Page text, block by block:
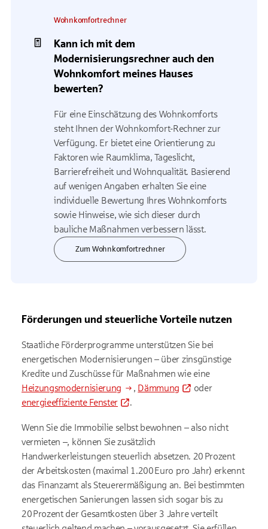
Wohnkomfortrechner
Kann ich mit dem
Modernisierungsrechner auch den
Wohnkomfort meines Hauses
bewerten?
Für eine Einschätzung des Wohnkomforts
steht Ihnen der Wohnkomfort-Rechner zur
Verfügung. Er bietet eine Orientierung zu
Faktoren wie Raumklima, Tageslicht,
Barrierefreiheit und Wohnqualität. Basierend
auf wenigen Angaben erhalten Sie eine
individuelle Bewertung Ihres Wohnkomforts
sowie Hinweise, wie sich dieser durch
bauliche Maßnahmen verbessern lässt.
Zum Wohnkomfortrechner
Förderungen und steuerliche Vorteile nutzen
Staatliche Förderprogramme unterstützen Sie bei
energetischen Modernisierungen – über zinsgünstige
Kredite und Zuschüsse für Maßnahmen wie eine
Heizungsmodernisierung
, Dämmung
oder
energieeffiziente Fenster
.
Wenn Sie die Immobilie selbst bewohnen – also nicht
vermieten –, können Sie zusätzlich
Handwerkerleistungen steuerlich absetzen. 20 Prozent
der Arbeitskosten (maximal 1.200 Euro pro Jahr) erkennt
das Finanzamt als Steuerermäßigung an. Bei bestimmten
energetischen Sanierungen lassen sich sogar bis zu
20 Prozent der Gesamtkosten über 3 Jahre verteilt